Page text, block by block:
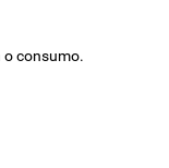
consumo.